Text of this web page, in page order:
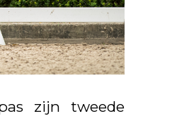
zijn tweede